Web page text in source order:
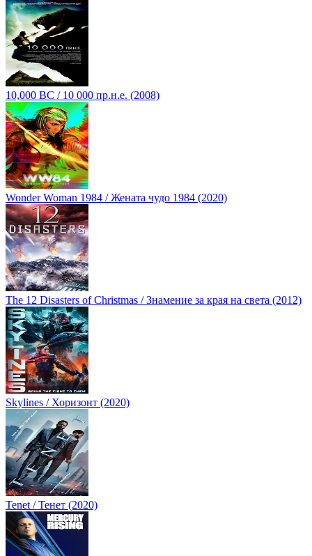
10,000 BC / 10 000 пр.н.е. (2008)
Wonder Woman 1984 / Жената чудо 1984 (2020)
The 12 Disasters of Christmas / Знамение за края на света (2012)
Skylines / Хоризонт (2020)
Tenet / Тенет (2020)